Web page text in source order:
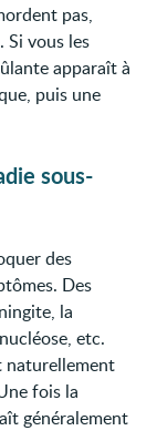
pas,
Si vous les
apparaît à
puis une
sous-
des
Des
la
etc.
naturellement
fois la
généralement